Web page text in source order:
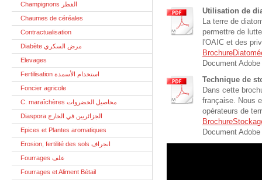
Champignons الفطر
Chaumes de céréales
Contractualisation
Diabète مرض السكري
Elevages
Fertilisation استخدام الأسمدة
Foncier agricole
C. maraîchères محاصيل الخضروات
Diaspora الجزائريين في الخارج
Epices et Plantes aromatiques
Erosion, fertilité des sols انجراف
Fourrages علف
Fourrages et Aliment Bétail
Utilisation de
La terre de
permettre de
l'OAIC et des
Document
Technique de
Dans cette
française. Nous
opérateurs de
Document